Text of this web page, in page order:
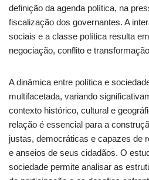
definição da agenda política, na
fiscalização dos governantes. A
sociais e a classe política resulta
negociação, conflito e
A dinâmica entre política e
multifacetada, variando
contexto histórico, cultural e
relação é essencial para a
justas, democráticas e capazes de
e anseios de seus cidadãos. O
sociedade permite analisar as